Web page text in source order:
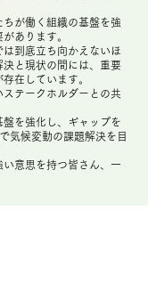
が働く組織の基盤を強
あります。
到底立ち向かえないほ
決と現状の間には、重要
在しています。
テークホルダーとの共
を強化し、ギャップを
気候変動の課題解決を目
い意思を持つ皆さん、一